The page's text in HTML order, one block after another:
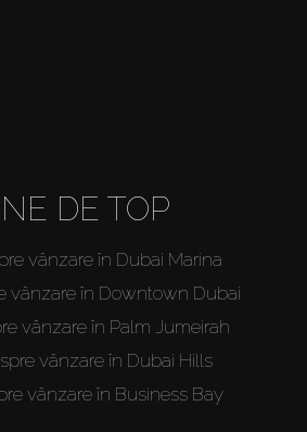
DE TOP
vânzare în Dubai Marina
vânzare în Downtown Dubai
vânzare în Palm Jumeirah
vânzare în Dubai Hills
vânzare în Business Bay